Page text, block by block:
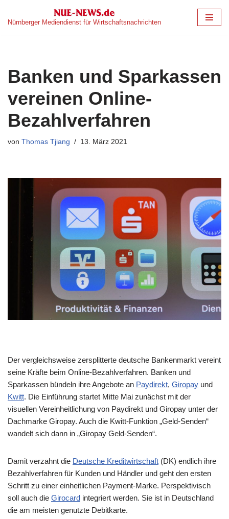
Zum
Nürnberger Mediendienst für Wirtschaftsnachrichten
Banken und Sparkassen
vereinen Online-
Bezahlverfahren
von Thomas Tjiang 13. März 2021
Der vergleichsweise zersplitterte deutsche Bankenmarkt vereint
seine Kräfte beim Online-Bezahlverfahren. Banken und
Sparkassen bündeln ihre Angebote an Paydirekt, Giropay und
Kwitt. Die Einführung startet Mitte Mai zunächst mit der
visuellen Vereinheitlichung von Paydirekt und Giropay unter der
Dachmarke Giropay. Auch die Kwitt-Funktion „Geld-Senden“
wandelt sich dann in „Giropay Geld-Senden“.
Damit verzahnt die Deutsche Kreditwirtschaft (DK) endlich ihre
Bezahlverfahren für Kunden und Händler und geht den ersten
Schritt zu einer einheitlichen Payment-Marke. Perspektivisch
soll auch die Girocard integriert werden. Sie ist in Deutschland
die am meisten genutzte Debitkarte.